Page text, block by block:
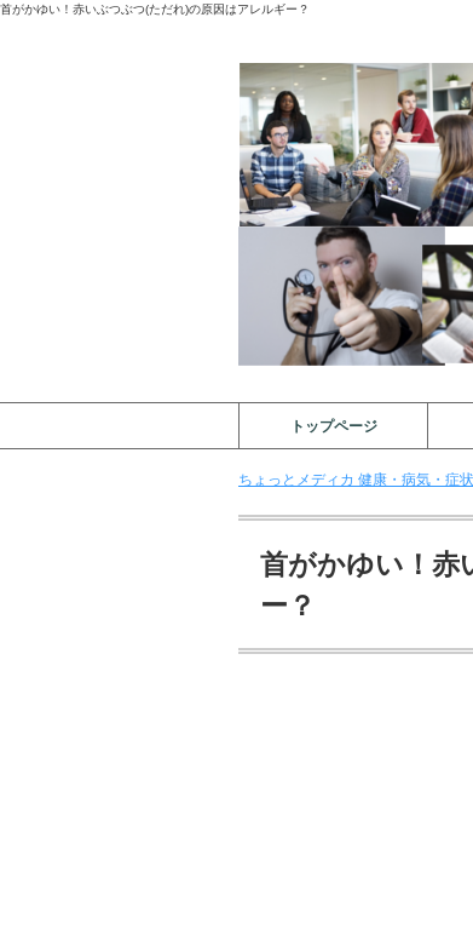
首がかゆい！赤いぶつぶつ(ただれ)の原因はアレルギー？
トップページ
ちょっとメディカ 健康・病気・症
首がかゆい！赤
ー？